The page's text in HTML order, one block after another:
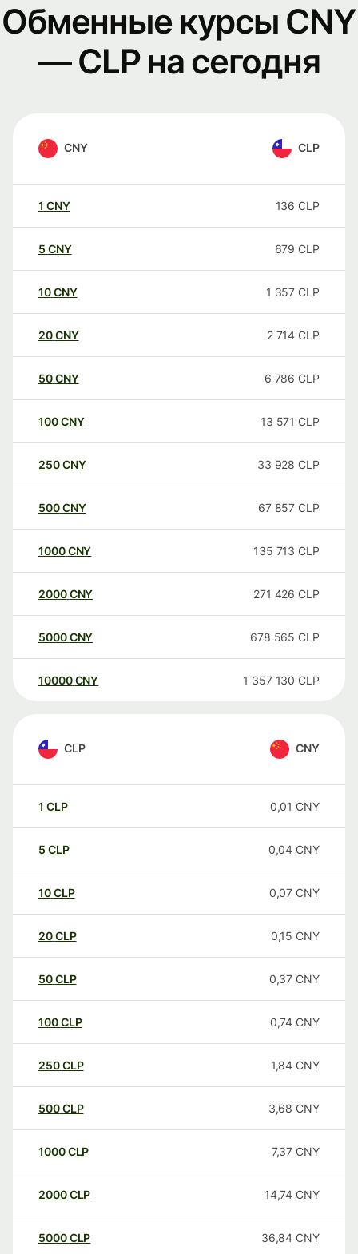
Обменные курсы CNY
— CLP на сегодня
CNY CLP
1 CNY 136 CLP
5 CNY 679 CLP
10CNY 1 357 CLP
20CNY 2 714 CLP
50CNY 6 786 CLP
100CNY 13 571 CLP
250CNY 33 928 CLP
500CNY 67 857 CLP
1000CNY 135 713 CLP
2000CNY 271 426 CLP
5000CNY 678 565 CLP
10000 CNY 1 357 130 CLP
CLP CNY
1 CLP 0,01 CNY
5 CLP 0,04 CNY
10CLP 0,07 CNY
20CLP 0,15 CNY
50CLP 0,37 CNY
100CLP 0,74 CNY
250CLP 1,84 CNY
500CLP 3,68 CNY
1000CLP 7,37 CNY
2000CLP 14,74 CNY
5000CLP 36,84 CNY